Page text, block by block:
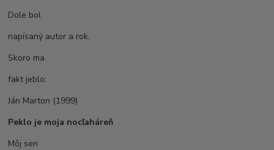
Dole bol
napísaný autor a rok.
Skoro ma
fakt jeblo:
Ján Marton (1999)
Peklo je moja nocľaháreň
Môj sen